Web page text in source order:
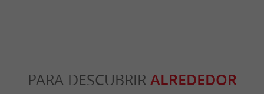
PARA DESCUBRIR ALREDEDOR